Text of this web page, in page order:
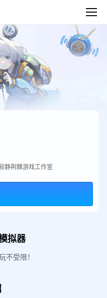
静荆棘游戏工作室
拟器
不受限！